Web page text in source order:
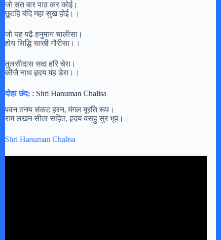
जो सत बार पाठ कर कोई।
छूटहि बंदि महा सुख होई।।
जो यह पढ़ै हनुमान चालीसा।
होय सिद्धि साखी गौरीसा।।
तुलसीदास सदा हरि चेरा।
कीजै नाथ हृदय मंह डेरा।।
दोहा छंद: : Shri Hanuman Chalisa
पवन तनय संकट हरन, मंगल मूरति रूप।
राम लखन सीता सहित, हृदय बसहु सुर भूप।।
Shri Hanuman Chalisa